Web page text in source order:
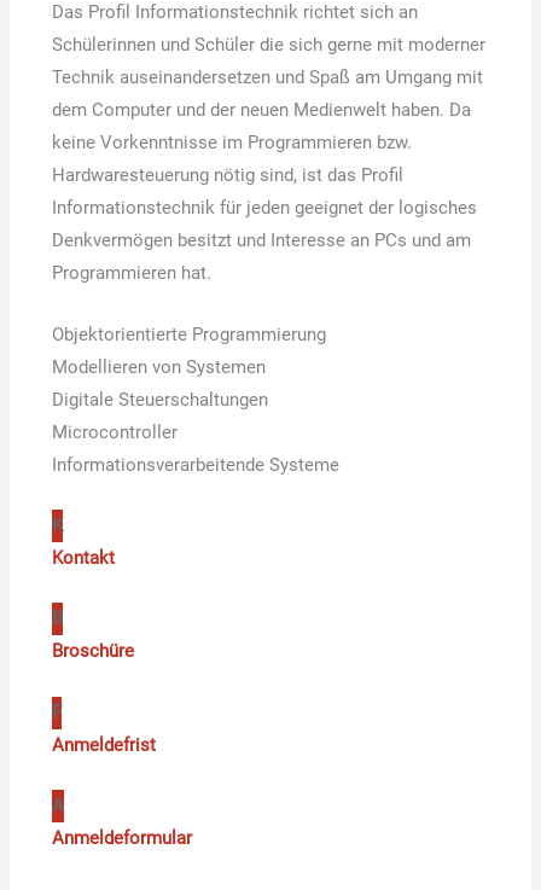
Das Profil Informationstechnik richtet sich an
Schülerinnen und Schüler die sich gerne mit moderner
Technik auseinandersetzen und Spaß am Umgang mit
dem Computer und der neuen Medienwelt haben. Da
keine Vorkenntnisse im Programmieren bzw.
Hardwaresteuerung nötig sind, ist das Profil
Informationstechnik für jeden geeignet der logisches
Denkvermögen besitzt und Interesse an PCs und am
Programmieren hat.
Objektorientierte Programmierung
Modellieren von Systemen
Digitale Steuerschaltungen
Microcontroller
Informationsverarbeitende Systeme
K
Kontakt
B
Broschüre
F
Anmeldefrist
A
Anmeldeformular